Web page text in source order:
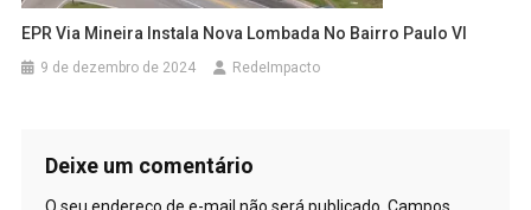
EPR Via Mineira Instala Nova Lombada No Bairro Paulo VI
9 de dezembro de 2024 RedeImpacto
Deixe um comentário